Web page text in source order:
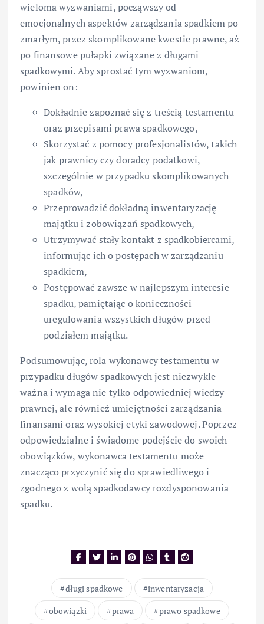
wieloma wyzwaniami, począwszy od
emocjonalnych aspektów zarządzania spadkiem po
zmarłym, przez skomplikowane kwestie prawne, aż
po finansowe pułapki związane z długami
spadkowymi. Aby sprostać tym wyzwaniom,
powinien on:
Dokładnie zapoznać się z treścią testamentu
oraz przepisami prawa spadkowego,
Skorzystać z pomocy profesjonalistów, takich
jak prawnicy czy doradcy podatkowi,
szczególnie w przypadku skomplikowanych
spadków,
Przeprowadzić dokładną inwentaryzację
majątku i zobowiązań spadkowych,
Utrzymywać stały kontakt z spadkobiercami,
informując ich o postępach w zarządzaniu
spadkiem,
Postępować zawsze w najlepszym interesie
spadku, pamiętając o konieczności
uregulowania wszystkich długów przed
podziałem majątku.
Podsumowując, rola wykonawcy testamentu w
przypadku długów spadkowych jest niezwykle
ważna i wymaga nie tylko odpowiedniej wiedzy
prawnej, ale również umiejętności zarządzania
finansami oraz wysokiej etyki zawodowej. Poprzez
odpowiedzialne i świadome podejście do swoich
obowiązków, wykonawca testamentu może
znacząco przyczynić się do sprawiedliwego i
zgodnego z wolą spadkodawcy rozdysponowania
spadku.
długi spadkowe
inwentaryzacja
obowiązki
prawa
prawo spadkowe